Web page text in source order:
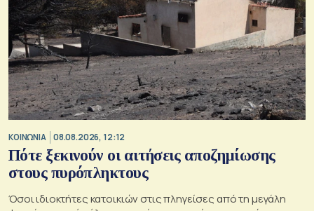
ΚΟΙΝΩΝΙΑ 08.08.2026, 12:12
Πότε ξεκινούν οι αιτήσεις αποζημίωσης
στους πυρόπληκτους
Όσοι ιδιοκτήτες κατοικιών στις πληγείσες από τη μεγάλη